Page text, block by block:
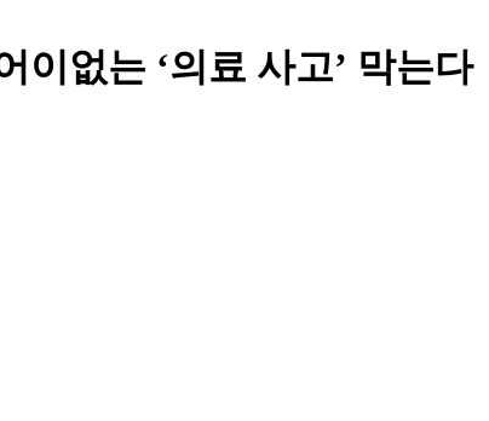
이없는 ‘의료 사고’ 막는다